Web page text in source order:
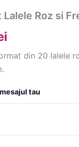
Lalele Roz si
din 20 lalele
tau